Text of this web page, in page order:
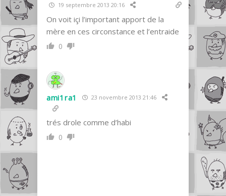
19 septembre 2013 20:16
On voit içi l’important apport de la
mère en ces circonstance et l’entraide
0
ami1ra1 23 novembre 2013 21:46
trés drole comme d’habi
0